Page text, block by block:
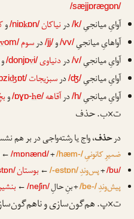
/sæjjɒrægɒn/
آوایِ میانجیِ/k/درنیاکان /niɒkɒn/ و
آواهایِ میانجیِ/vv/و/jj/درسومom/
آوایِ میانجیِ/v/دردنیاوی /donjɒvi/ و
آوایِ میانجیِ/ʤ/درسبزیجات ʤɒt/
آوایِ میانجیِ/h/درآقاهه /ɒɣɒ-he/ و
ت×ب. حذف
درحذف، واج یا رشته‌واجی در بر هم
ضمیرِ کانونیِ/hæm-/
+
/mɒnænd/
←
/bu/
+پس‌وندِ/-estɒn/
←بوستان
پیش‌وندِ/be-/+ بنِ حالِ/neʃin/
←
ت×پ. هم‌گون‌سازی و